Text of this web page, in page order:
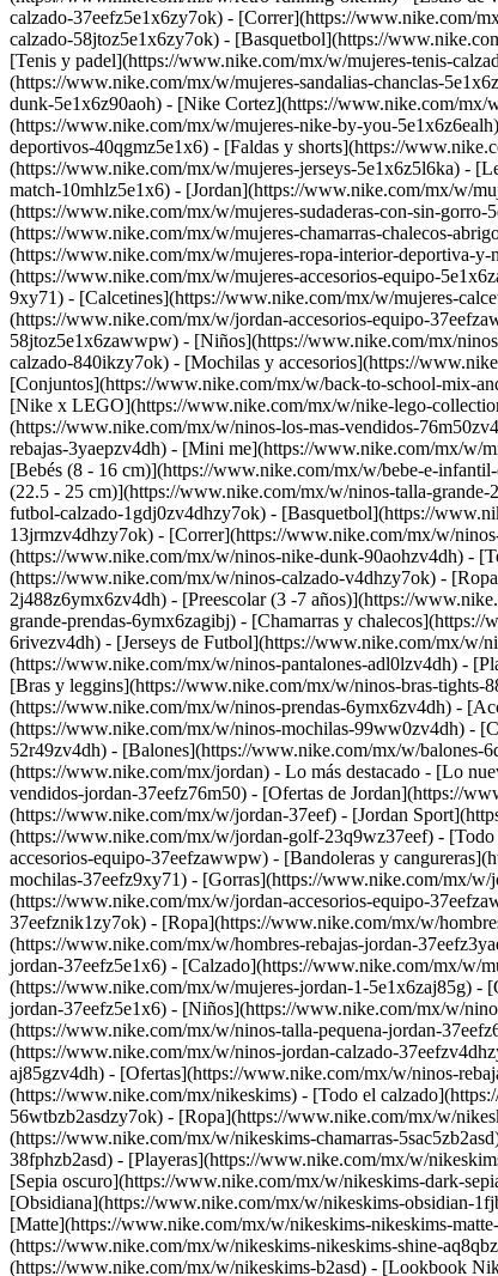
calzado-37eefz5e1x6zy7ok) - [Correr](https://www.nike.com/
calzado-58jtoz5e1x6zy7ok) - [Basquetbol](https://
[Tenis y padel](https://www.nike.com/mx/w/mujeres-tenis-
(https://www.nike.com/mx/w/mujeres-sandalias-chanclas-
dunk-5e1x6z90aoh) - [Nike Cortez](https://www.nike.com/mx/
(https://www.nike.com/mx/w/mujeres-nike-by-you-5e1x6z6ealh)
deportivos-40qgmz5e1x6) - [Faldas y shorts](https://
(https://www.nike.com/mx/w/mujeres-jerseys-5e1x6z5l6ka) -
match-10mhlz5e1x6) - [Jordan](https://www.nike.com/mx/w/
(https://www.nike.com/mx/w/mujeres-sudaderas-con-sin-
(https://www.nike.com/mx/w/mujeres-chamarras-chalecos-
(https://www.nike.com/mx/w/mujeres-ropa-interior-deportiva-
(https://www.nike.com/mx/w/mujeres-accesorios-equipo-
9xy71) - [Calcetines](https://www.nike.com/mx/w/mujeres-
(https://www.nike.com/mx/w/jordan-accesorios-equipo-
58jtoz5e1x6zawwpw) - [Niños](https://www.nike.com/mx/
calzado-840ikzy7ok) - [Mochilas y accesorios](https://
[Conjuntos](https://www.nike.com/mx/w/back-to-school-mix-
[Nike x LEGO](https://www.nike.com/mx/w/nike-lego-
(https://www.nike.com/mx/w/ninos-los-mas-vendidos-
rebajas-3yaepzv4dh) - [Mini me](https://www.nike.com/mx/w/
[Bebés (8 - 16 cm)](https://www.nike.com/mx/w/bebe-e-
(22.5 - 25 cm)](https://www.nike.com/mx/w/ninos-talla-
futbol-calzado-1gdj0zv4dhzy7ok) - [Basquetbol](https://
13jrmzv4dhzy7ok) - [Correr](https://www.nike.com/mx/w/
(https://www.nike.com/mx/w/ninos-nike-dunk-90aohzv4dh) -
(https://www.nike.com/mx/w/ninos-calzado-v4dhzy7ok) -
2j488z6ymx6zv4dh) - [Preescolar (3 -7 años)](https://
grande-prendas-6ymx6zagibj) - [Chamarras y
6rivezv4dh) - [Jerseys de Futbol](https://www.nike.com/mx/w/
(https://www.nike.com/mx/w/ninos-pantalones-adl0lzv4dh) -
[Bras y leggins](https://www.nike.com/mx/w/ninos-bras-
(https://www.nike.com/mx/w/ninos-prendas-6ymx6zv4dh) -
(https://www.nike.com/mx/w/ninos-mochilas-99ww0zv4dh) -
52r49zv4dh) - [Balones](https://www.nike.com/mx/w/balones-
(https://www.nike.com/mx/jordan) - Lo más destacado - [Lo
vendidos-jordan-37eefz76m50) - [Ofertas de Jordan](https://
(https://www.nike.com/mx/w/jordan-37eef) - [Jordan
(https://www.nike.com/mx/w/jordan-golf-23q9wz37eef) -
accesorios-equipo-37eefzawwpw) - [Bandoleras y
mochilas-37eefz9xy71) - [Gorras](https://www.nike.com/mx/
(https://www.nike.com/mx/w/jordan-accesorios-equipo-
37eefznik1zy7ok) - [Ropa](https://www.nike.com/mx/w/
(https://www.nike.com/mx/w/hombres-rebajas-jordan-
jordan-37eefz5e1x6) - [Calzado](https://www.nike.com/mx/w/
(https://www.nike.com/mx/w/mujeres-jordan-1-5e1x6zaj85g) -
jordan-37eefz5e1x6) - [Niños](https://www.nike.com/mx/w/
(https://www.nike.com/mx/w/ninos-talla-pequena-jordan-
(https://www.nike.com/mx/w/ninos-jordan-calzado-
aj85gzv4dh) - [Ofertas](https://www.nike.com/mx/w/ninos-
(https://www.nike.com/mx/nikeskims) - [Todo el
56wtbzb2asdzy7ok) - [Ropa](https://www.nike.com/mx/w/
(https://www.nike.com/mx/w/nikeskims-chamarras-
38fphzb2asd) - [Playeras](https://www.nike.com/mx/w/
[Sepia oscuro](https://www.nike.com/mx/w/nikeskims-dark-
[Obsidiana](https://www.nike.com/mx/w/nikeskims-obsidian-
[Matte](https://www.nike.com/mx/w/nikeskims-nikeskims-
(https://www.nike.com/mx/w/nikeskims-nikeskims-shine-
(https://www.nike.com/mx/w/nikeskims-b2asd) - [Lookbook